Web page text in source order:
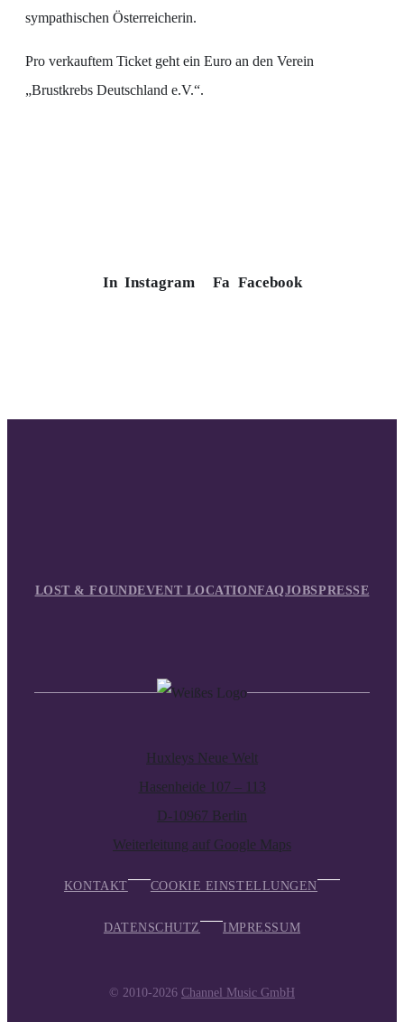
sympathischen Österreicherin.
Pro verkauftem Ticket geht ein Euro an den Verein
„Brustkrebs Deutschland e.V.“.
In Instagram Fa Facebook
LOST & FOUNDEVENT LOCATIONFAQJOBSPRESSE
Huxleys Neue Welt
Hasenheide 107 – 113
D-10967 Berlin
Weiterleitung auf Google Maps
KONTAKT COOKIE EINSTELLUNGEN
DATENSCHUTZ IMPRESSUM
© 2010-2026 Channel Music GmbH